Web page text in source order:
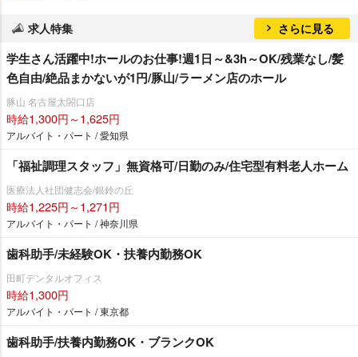
求人特集 さらに見る
学生さん活躍中!ホールのお仕事!週1日～&3h～OK/残業なし/髪
色自由/絶品まかないが1円/豚山/ラーメン店のホール
豚山 名古屋太閤口店
時給1,300円～1,625円
アルバイト・パート / 愛知県
「福祉調理スタッフ」無資格可/日勤のみ/住宅型有料老人ホーム
医療法人社団健志会/銀鈴の丘
時給1,225円～1,271円
アルバイト・パート / 神奈川県
歯科助手/未経験OK・扶養内勤務OK
田町デンタルオフィス
時給1,300円
アルバイト・パート / 東京都
歯科助手/扶養内勤務OK・ブランクOK